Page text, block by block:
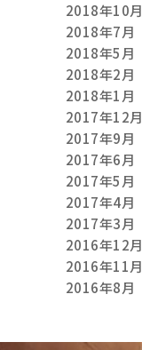
2018年10月
2018年7月
2018年5月
2018年2月
2018年1月
2017年12月
2017年9月
2017年6月
2017年5月
2017年4月
2017年3月
2016年12月
2016年11月
2016年8月